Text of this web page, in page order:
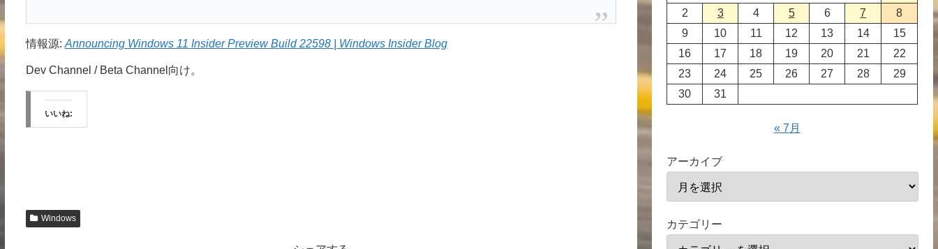
情報源: Announcing Windows 11 Insider Preview Build 22598 | Windows Insider Blog
Dev Channel / Beta Channel向け。
いいね:
Windows
2
3 4 5 6 7
8
9
10 11 12 13 14
15
16
17 18 19 20 21
22
23
24 25 26 27 28
29
30
31
« 7月
アーカイブ
カテゴリー